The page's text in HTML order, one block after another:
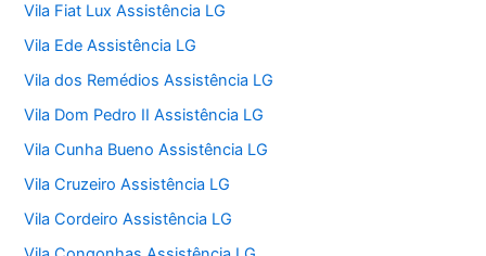
Vila Fiat Lux Assistência LG
Vila Ede Assistência LG
Vila dos Remédios Assistência LG
Vila Dom Pedro II Assistência LG
Vila Cunha Bueno Assistência LG
Vila Cruzeiro Assistência LG
Vila Cordeiro Assistência LG